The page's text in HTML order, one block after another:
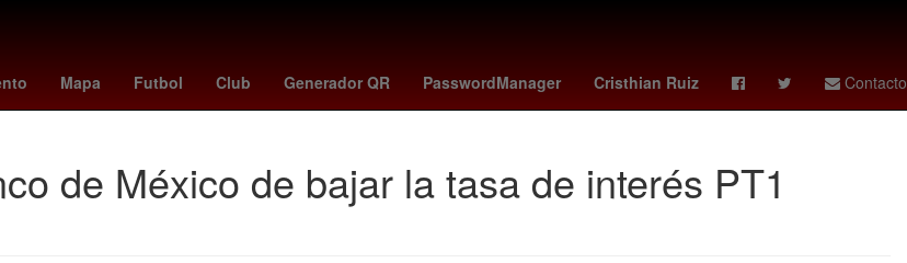
Mapa Futbol Club Generador QR PasswordManager Cristhian Ruiz Contacto
Zaragoza Rosario marie claire olympic hockey rangers - orioles Agresión
de México de bajar la tasa de interés PT1